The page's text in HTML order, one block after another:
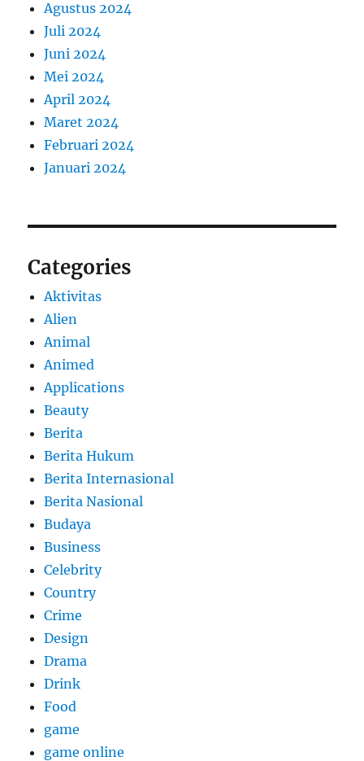
Agustus 2024
Juli 2024
Juni 2024
Mei 2024
April 2024
Maret 2024
Februari 2024
Januari 2024
Categories
Aktivitas
Alien
Animal
Animed
Applications
Beauty
Berita
Berita Hukum
Berita Internasional
Berita Nasional
Budaya
Business
Celebrity
Country
Crime
Design
Drama
Drink
Food
game
game online